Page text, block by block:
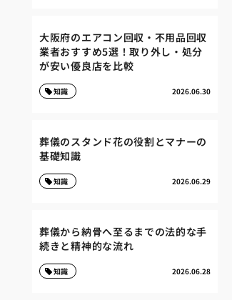
大阪府のエアコン回収・不用品回収
業者おすすめ5選！取り外し・処分
が安い優良店を比較
2026.06.30
知識
葬儀のスタンド花の役割とマナーの
基礎知識
2026.06.29
知識
葬儀から納骨へ至るまでの法的な手
続きと精神的な流れ
2026.06.28
知識